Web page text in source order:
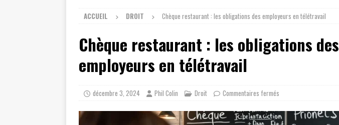
ACCUEIL DROIT Chèque restaurant : les obligations des employeurs en télétravail
Chèque restaurant : les obligations des
employeurs en télétravail
décembre 3, 2024 Phil Colin Droit Commentaires fermés